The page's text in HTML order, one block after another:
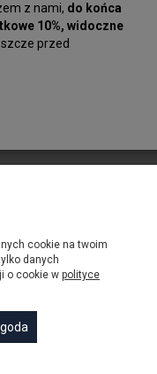
z nami, do końca
10%, widoczne
przed
Szkło Jubilerskie
Korale ze szkła -
Długość sznura
Półfabrykat - bez
cookie na twoim
danych
o cookie w polityce